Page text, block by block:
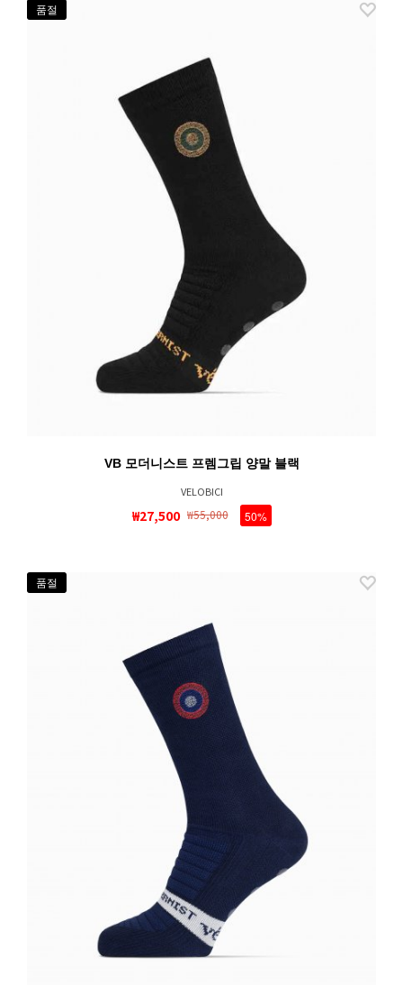
품절
VB 모더니스트 프렘그립 양말 블랙
VELOBICI
₩27,500 ₩55,000 50%
품절